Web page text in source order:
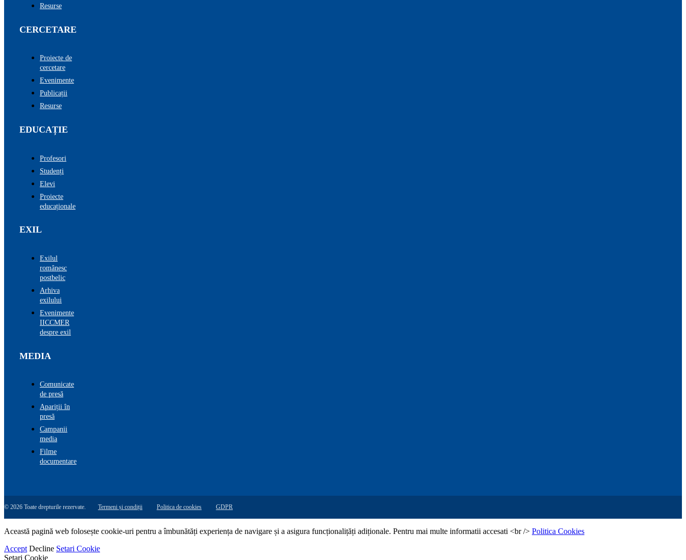
Resurse
CERCETARE
Proiecte de
cercetare
Evenimente
Publicații
Resurse
EDUCAȚIE
Profesori
Studenți
Elevi
Proiecte
educaționale
EXIL
Exilul
românesc
postbelic
Arhiva
exilului
Evenimente
IICCMER
despre exil
MEDIA
Comunicate
de presă
Apariții în
presă
Campanii
media
Filme
documentare
© 2026 Toate drepturile rezervate. Termeni și condiții Politica de cookies GDPR
Această pagină web folosește cookie-uri pentru a îmbunătăți experiența de navigare și a asigura funcționalițăți adiționale. Pentru mai multe informatii accesati <br /> Politica Cookies
Accept Decline Setari Cookie
Setari Cookie